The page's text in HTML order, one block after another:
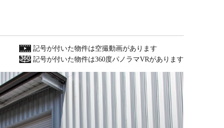
記号が付いた物件は空撮動画があります
記号が付いた物件は360度パノラマVRがあります